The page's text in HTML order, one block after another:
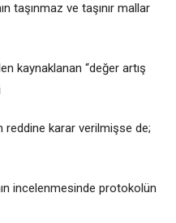
taşınmaz ve taşınır mallar
kaynaklanan “değer artış
reddine karar verilmişse de;
incelenmesinde protokolün